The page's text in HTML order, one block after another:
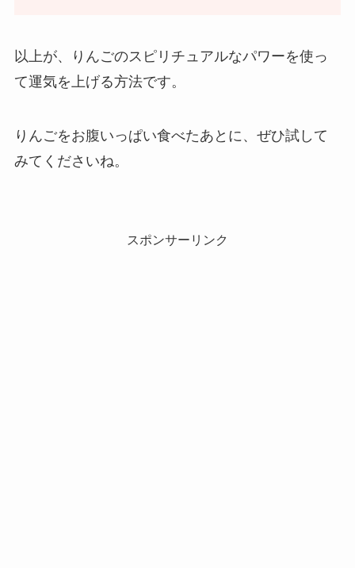
以上が、りんごのスピリチュアルなパワーを使っ
て運気を上げる方法です。
りんごをお腹いっぱい食べたあとに、ぜひ試して
みてくださいね。
スポンサーリンク